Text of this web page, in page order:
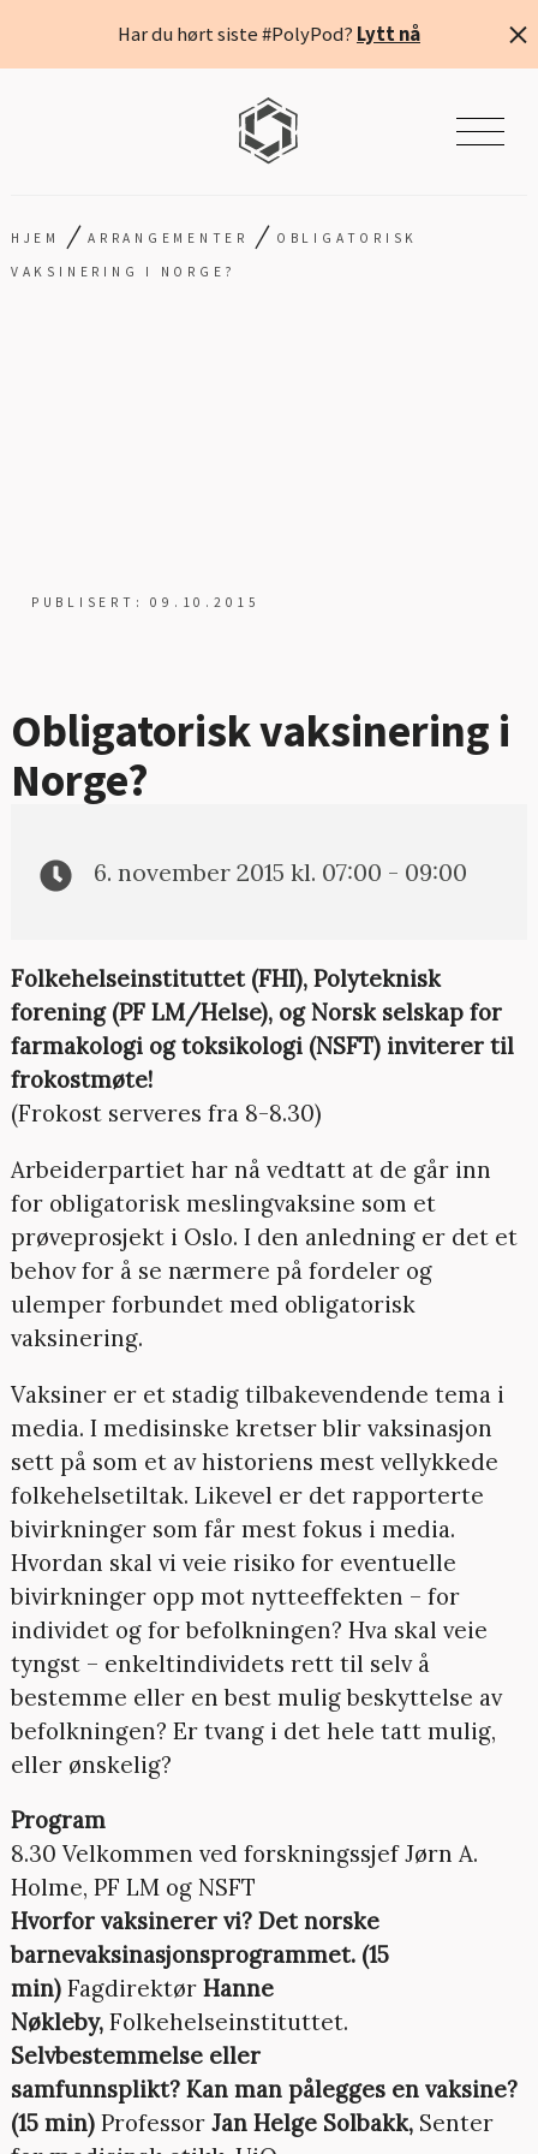
Har du hørt siste #PolyPod? Lytt nå
HJEM /ARRANGEMENTER / OBLIGATORISK
VAKSINERING I NORGE?
PUBLISERT: 09.10.2015
Obligatorisk vaksinering i
Norge?
6. november 2015 kl. 07:00 - 09:00
Folkehelseinstituttet (FHI), Polyteknisk
forening (PF LM/Helse), og Norsk selskap for
farmakologi og toksikologi (NSFT) inviterer til
frokostmøte!
(Frokost serveres fra 8-8.30)
Arbeiderpartiet har nå vedtatt at de går inn
for obligatorisk meslingvaksine som et
prøveprosjekt i Oslo. I den anledning er det et
behov for å se nærmere på fordeler og
ulemper forbundet med obligatorisk
vaksinering.
Vaksiner er et stadig tilbakevendende tema i
media. I medisinske kretser blir vaksinasjon
sett på som et av historiens mest vellykkede
folkehelsetiltak. Likevel er det rapporterte
bivirkninger som får mest fokus i media.
Hvordan skal vi veie risiko for eventuelle
bivirkninger opp mot nytteeffekten – for
individet og for befolkningen? Hva skal veie
tyngst – enkeltindividets rett til selv å
bestemme eller en best mulig beskyttelse av
befolkningen? Er tvang i det hele tatt mulig,
eller ønskelig?
Program
8.30 Velkommen ved forskningssjef Jørn A.
Holme, PF LM og NSFT
Hvorfor vaksinerer vi? Det norske
barnevaksinasjonsprogrammet. (15
min) FagdirektørHanne
Nøkleby, Folkehelseinstituttet.
Selvbestemmelse eller
samfunnsplikt? Kan man pålegges en vaksine?
(15 min) ProfessorJan Helge Solbakk,Senter